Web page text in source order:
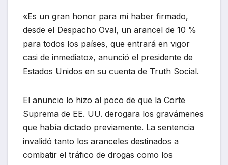
«Es un gran honor para mí haber firmado,
desde el Despacho Oval, un arancel de 10 %
para todos los países, que entrará en vigor
casi de inmediato», anunció el presidente de
Estados Unidos en su cuenta de Truth Social.
El anuncio lo hizo al poco de que la Corte
Suprema de EE. UU. derogara los gravámenes
que había dictado previamente. La sentencia
invalidó tanto los aranceles destinados a
combatir el tráfico de drogas como los